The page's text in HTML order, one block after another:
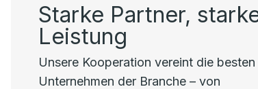
Starke Partner,
Leistung
Unsere Kooperation vereint die besten
Unternehmen der Branche – von